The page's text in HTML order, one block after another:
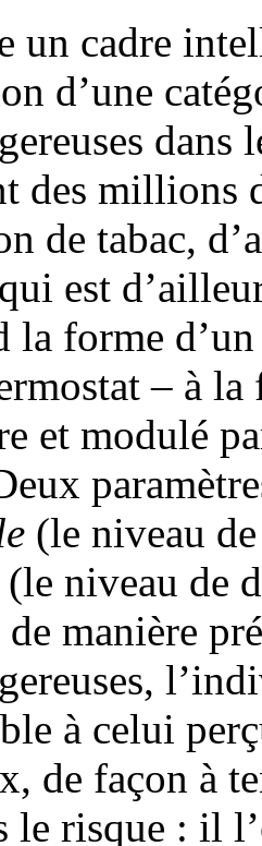
un cadre
d’une
dans
des millions
de tabac,
est
la forme
– à
et modulé
(le niveau
(le niveau de
manière
à celui
de façon à
le risque : il